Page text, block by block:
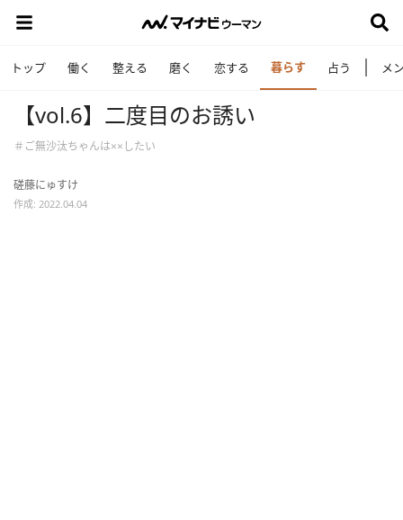
トップ 働く 整える 磨く 恋する 暮らす 占う メ
【vol.6】二度目のお誘い
＃ご無沙汰ちゃんは××したい
磋藤にゅすけ
作成: 2022.04.04